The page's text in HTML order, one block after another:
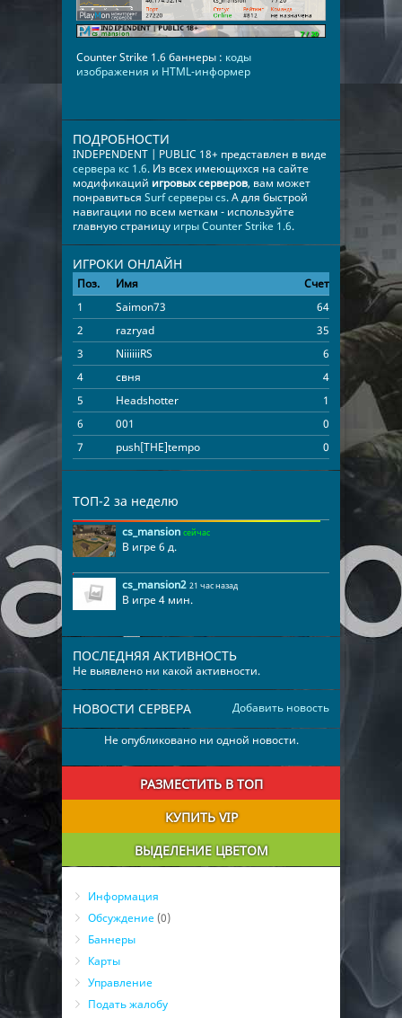
Counter Strike 1.6 баннеры : коды
изображения и HTML-информер
ПОДРОБНОСТИ
INDEPENDENT | PUBLIC 18+ представлен в виде
сервера кс 1.6. Из всех имеющихся на сайте
модификаций игровых серверов, вам может
понравиться Surf серверы cs. А для быстрой
навигации по всем меткам - используйте
главную страницу игры Counter Strike 1.6.
ИГРОКИ ОНЛАЙН
Поз. Имя Счет Время
1
Saimon73 64 00:51:22
2
razryad 35 00:20:03
3
NiiiiiiRS 6 00:11:20
4
свня 4 00:09:06
5
Headshotter 1
00:04:41
6
001 0
7
push[THE]tempo 0 00:01:21
ТОП-2 за неделю
cs_mansion сейчас
В игре 6 д.
cs_mansion2 21 час назад
В игре 4 мин.
ПОСЛЕДНЯЯ АКТИВНОСТЬ
Не выявлено ни какой активности.
Добавить новость
НОВОСТИ СЕРВЕРА
Не опубликовано ни одной новости.
РАЗМЕСТИТЬ В ТОП
КУПИТЬ VIP
ВЫДЕЛЕНИЕ ЦВЕТОМ
Информация
Обсуждение (0)
Баннеры
Карты
Управление
Подать жалобу